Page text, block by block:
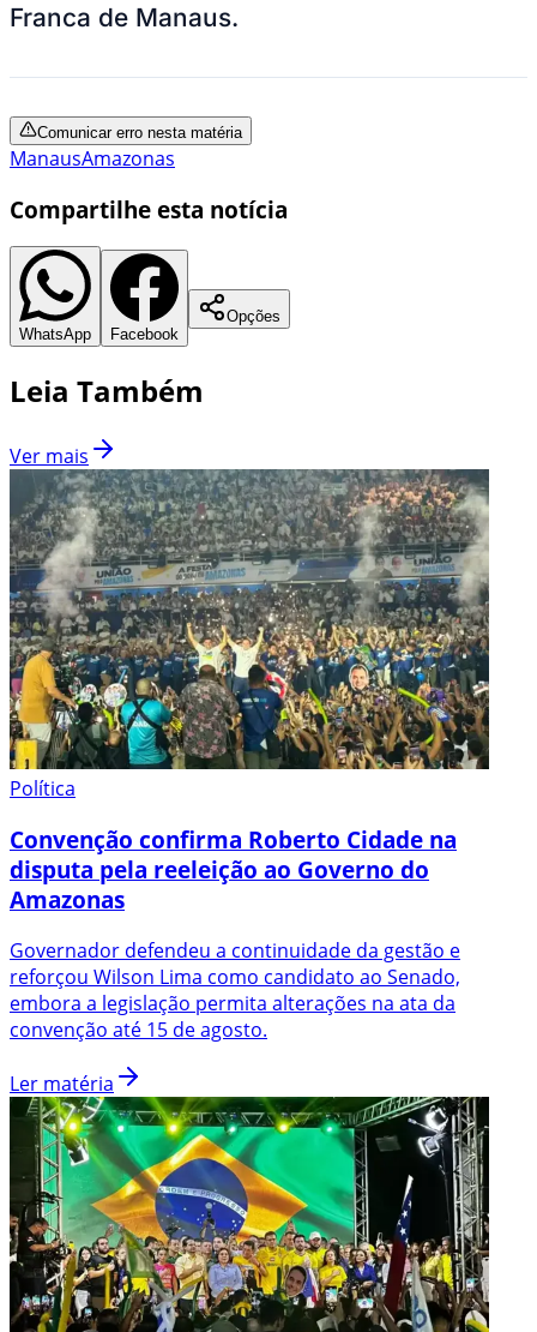
Franca de Manaus.
Comunicar erro nesta matéria
ManausAmazonas
Compartilhe esta notícia
WhatsApp Facebook
Opções
Leia Também
Ver mais
Política
Convenção confirma Roberto Cidade na
disputa pela reeleição ao Governo do
Amazonas
Governador defendeu a continuidade da gestão e
reforçou Wilson Lima como candidato ao Senado,
embora a legislação permita alterações na ata da
convenção até 15 de agosto.
Ler matéria